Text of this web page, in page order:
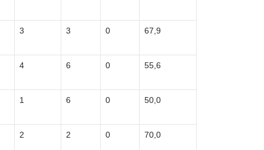
3 3 0 67,9
4 6 0 55,6
1 6 0 50,0
2 2 0 70,0